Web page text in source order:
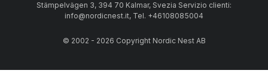
Stämpelvägen 3, 394 70 Kalmar, Svezia Servizio clienti:
info@nordicnest.it, Tel. +46108085004
© 2002 - 2026 Copyright Nordic Nest AB